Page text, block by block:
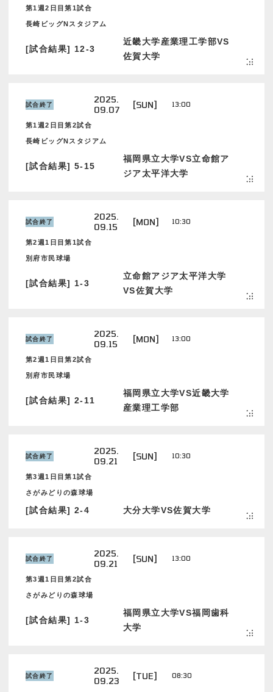
第1週2日目第1試合
長崎ビッグNスタジアム
[試合結果] 12-3
近畿大学産業理工学部VS
佐賀大学
試合終了
2025.
09.07
[SUN] 13:00
第1週2日目第2試合
長崎ビッグNスタジアム
[試合結果] 5-15
福岡県立大学VS立命館ア
ジア太平洋大学
試合終了
2025.
09.15
[MON] 10:30
第2週1日目第1試合
別府市民球場
[試合結果] 1-3
立命館アジア太平洋大学
VS佐賀大学
試合終了
2025.
09.15
[MON] 13:00
第2週1日目第2試合
別府市民球場
[試合結果] 2-11
福岡県立大学VS近畿大学
産業理工学部
試合終了
2025.
09.21
[SUN] 10:30
第3週1日目第1試合
さがみどりの森球場
[試合結果] 2-4 大分大学VS佐賀大学
試合終了
2025.
09.21
[SUN] 13:00
第3週1日目第2試合
さがみどりの森球場
[試合結果] 1-3
福岡県立大学VS福岡歯科
大学
試合終了
2025.
09.23
[TUE] 08:30